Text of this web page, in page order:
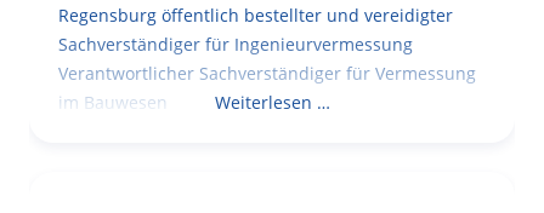
Regensburg öffentlich bestellter und vereidigter
Sachverständiger für Ingenieurvermessung
Verantwortlicher Sachverständiger für Vermessung
im Bauwesen
Weiterlesen …